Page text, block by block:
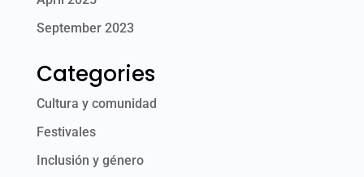
September 2023
Categories
Cultura y comunidad
Festivales
Inclusión y género